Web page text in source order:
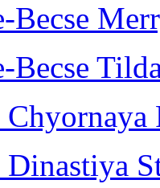
Becse
Becse